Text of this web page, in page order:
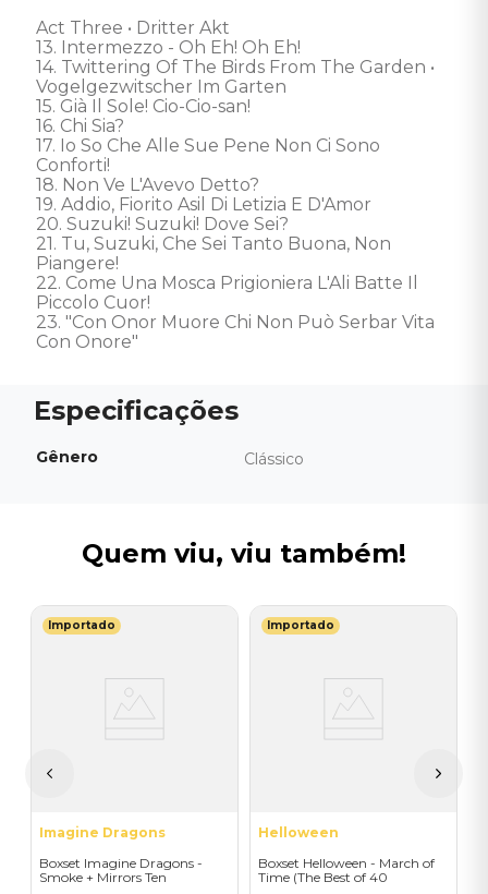
Act Three • Dritter Akt
13. Intermezzo - Oh Eh! Oh Eh!
14. Twittering Of The Birds From The Garden •
Vogelgezwitscher Im Garten
15. Già Il Sole! Cio-Cio-san!
16. Chi Sia?
17. Io So Che Alle Sue Pene Non Ci Sono
Conforti!
18. Non Ve L'Avevo Detto?
19. Addio, Fiorito Asil Di Letizia E D'Amor
20. Suzuki! Suzuki! Dove Sei?
21. Tu, Suzuki, Che Sei Tanto Buona, Non
Piangere!
22. Come Una Mosca Prigioniera L'Ali Batte Il
Piccolo Cuor!
23. "Con Onor Muore Chi Non Può Serbar Vita
Con Onore"
Gênero Clássico
Quem viu, viu também!
Importado
Imagine Dragons
Boxset Imagine Dragons -
Smoke + Mirrors Ten
Importado
Helloween
Boxset Helloween - March of
Time (The Best of 40